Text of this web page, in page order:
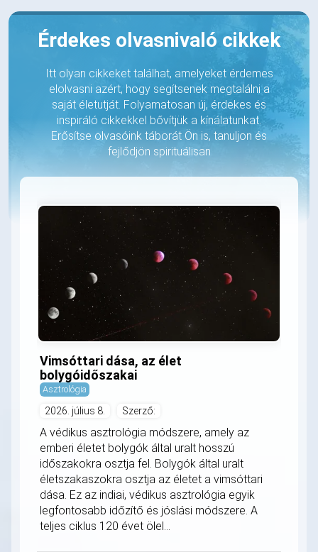
Érdekes olvasnivaló cikkek
Itt olyan cikkeket találhat, amelyeket érdemes
elolvasni azért, hogy segítsenek megtalálni a
saját életutját. Folyamatosan új, érdekes és
inspiráló cikkekkel bővítjük a kínálatunkat.
Erősítse olvasóink táborát Ön is, tanuljon és
fejlődjön spirituálisan
Vimsóttari dása, az élet
bolygóidőszakai
Asztrológia
2026. július 8. Szerző:
A védikus asztrológia módszere, amely az
emberi életet bolygók által uralt hosszú
időszakokra osztja fel. Bolygók által uralt
életszakaszokra osztja az életet a vimsóttari
dása. Ez az indiai, védikus asztrológia egyik
legfontosabb időzítő és jóslási módszere. A
teljes ciklus 120 évet ölel...